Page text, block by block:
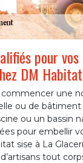
pour
DM Habitat
une
ou de
ou un bassin
pour embellir
sise à La
tout